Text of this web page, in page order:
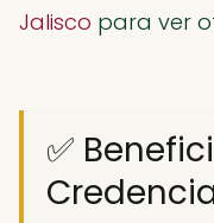
Jalisco para ver
✅